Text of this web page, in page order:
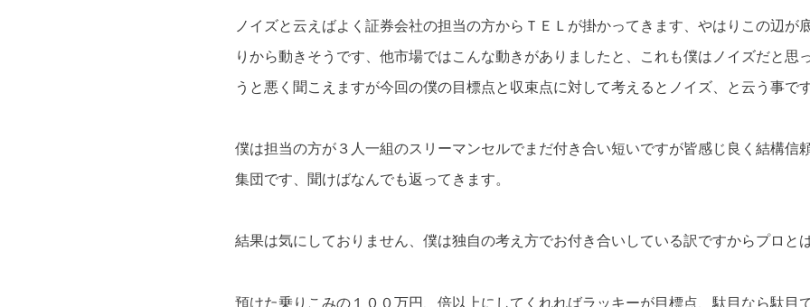
ノイズと云えばよく証券会社の担当の方からＴＥＬが掛かってきます、やはりこの辺が
りから動きそうです、他市場ではこんな動きがありましたと、これも僕はノイズだと思
うと悪く聞こえますが今回の僕の目標点と収束点に対して考えるとノイズ、と云う事です
僕は担当の方が３人一組のスリーマンセルでまだ付き合い短いですが皆感じ良く結構信
集団です、聞けばなんでも返ってきます。
結果は気にしておりません、僕は独自の考え方でお付き合いしている訳ですからプロと
預けた乗りこみの１００万円、倍以上にしてくれればラッキーが目標点、駄目なら駄目